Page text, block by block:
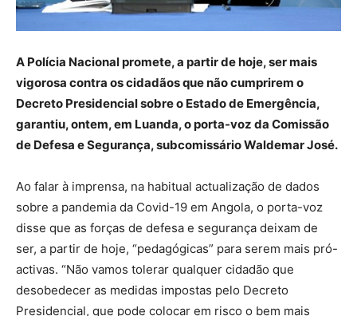
A Polícia Nacional promete, a partir de hoje, ser mais
vigorosa contra os cidadãos que não cumprirem o
Decreto Presidencial sobre o Estado de Emergência,
garantiu, ontem, em Luanda, o porta-voz da Comissão
de Defesa e Segurança, subcomissário Waldemar José.
Ao falar à imprensa, na habitual actualização de dados
sobre a pandemia da Covid-19 em Angola, o porta-voz
disse que as forças de defesa e segurança deixam de
ser, a partir de hoje, “pedagógicas” para serem mais pró-
activas. “Não vamos tolerar qualquer cidadão que
desobedecer as medidas impostas pelo Decreto
Presidencial, que pode colocar em risco o bem mais